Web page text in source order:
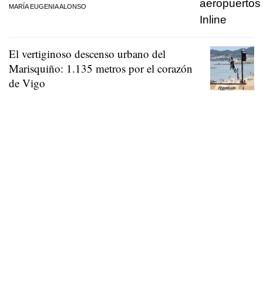
MARÍA EUGENIA ALONSO
El vertiginoso descenso urbano del
Marisquiño: 1.135 metros por el corazón
de Vigo